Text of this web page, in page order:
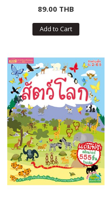
89.00 THB
Add to Cart